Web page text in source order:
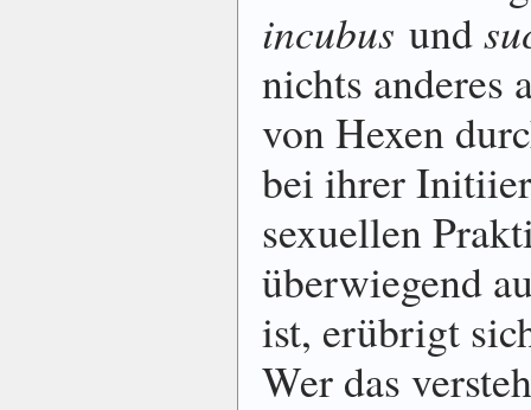
incubus und
nichts anderes
von Hexen
bei ihrer
sexuellen
überwiegend
ist, erübrigt
Wer das